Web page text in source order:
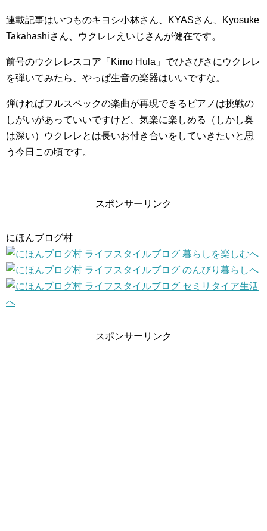
連載記事はいつものキヨシ小林さん、KYASさん、Kyosuke
Takahashiさん、ウクレレえいじさんが健在です。
前号のウクレレスコア「Kimo Hula」でひさびさにウクレレ
を弾いてみたら、やっぱ生音の楽器はいいですな。
弾ければフルスペックの楽曲が再現できるピアノは挑戦の
しがいがあっていいですけど、気楽に楽しめる（しかし奥
は深い）ウクレレとは長いお付き合いをしていきたいと思
う今日この頃です。
スポンサーリンク
にほんブログ村
スポンサーリンク